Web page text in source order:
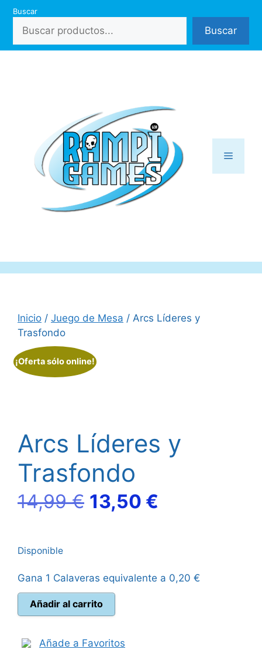
Saltar
contenido
Buscar
Buscar
Menú
Inicio / Juego de Mesa / Arcs Líderes y
Trasfondo
¡Oferta sólo online!
Arcs Líderes y
Trasfondo
14,99€ El
era:
14,99 €.
13,50 €
es:
Disponible
Gana 1 Calaveras equivalente a 0,20 €
Arcs
Líderes
Trasfondo
Añadir al carrito
Añade a Favoritos